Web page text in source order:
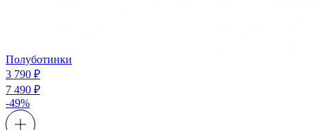
Полуботинки
3 790 ₽
7 490 ₽
-49%